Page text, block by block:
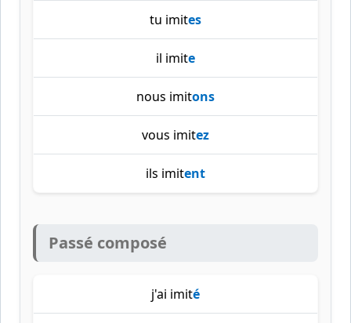
tu imites
il imite
nous imitons
vous imitez
ils imitent
Passé composé
j'ai imité